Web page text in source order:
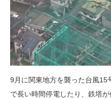
9月に関東地方を襲った台風15
で長い時間停電したり、鉄塔